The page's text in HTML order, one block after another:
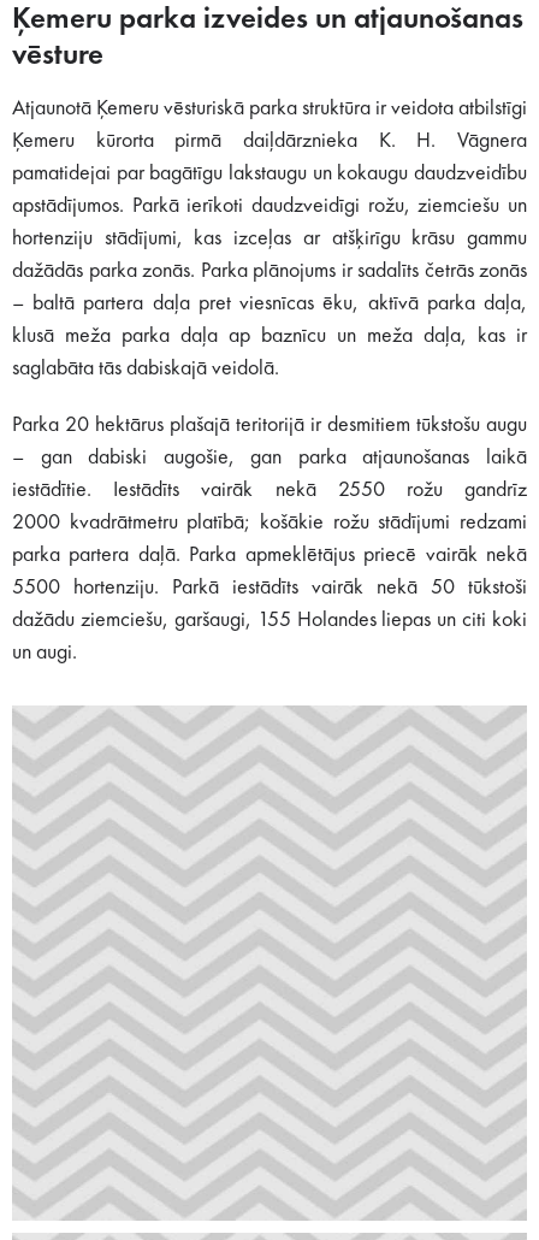
Ķemeru parka izveides un atjaunošanas
vēsture
Atjaunotā Ķemeru vēsturiskā parka struktūra ir veidota atbilstīgi
Ķemeru kūrorta pirmā daiļdārznieka K. H. Vāgnera
pamatidejai par bagātīgu lakstaugu un kokaugu daudzveidību
apstādījumos. Parkā ierīkoti daudzveidīgi rožu, ziemciešu un
hortenziju stādījumi, kas izceļas ar atšķirīgu krāsu gammu
dažādās parka zonās. Parka plānojums ir sadalīts četrās zonās
– baltā partera daļa pret viesnīcas ēku, aktīvā parka daļa,
klusā meža parka daļa ap baznīcu un meža daļa, kas ir
saglabāta tās dabiskajā veidolā.
Parka 20 hektārus plašajā teritorijā ir desmitiem tūkstošu augu
– gan dabiski augošie, gan parka atjaunošanas laikā
iestādītie. Iestādīts vairāk nekā 2550 rožu gandrīz
2000 kvadrātmetru platībā; košākie rožu stādījumi redzami
parka partera daļā. Parka apmeklētājus priecē vairāk nekā
5500 hortenziju. Parkā iestādīts vairāk nekā 50 tūkstoši
dažādu ziemciešu, garšaugi, 155 Holandes liepas un citi koki
un augi.